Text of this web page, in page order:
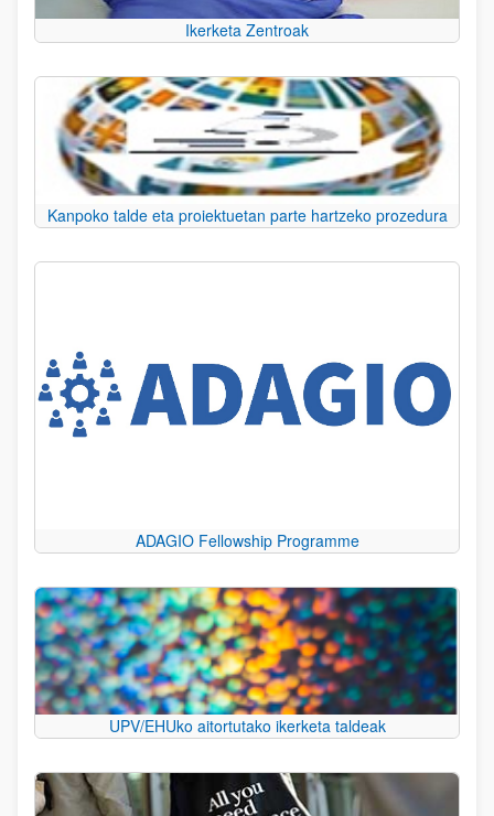
Ikerketa Zentroak
Kanpoko talde eta proiektuetan parte hartzeko prozedura
ADAGIO Fellowship Programme
UPV/EHUko aitortutako ikerketa taldeak